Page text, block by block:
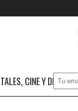
CINE Y DEPORTE